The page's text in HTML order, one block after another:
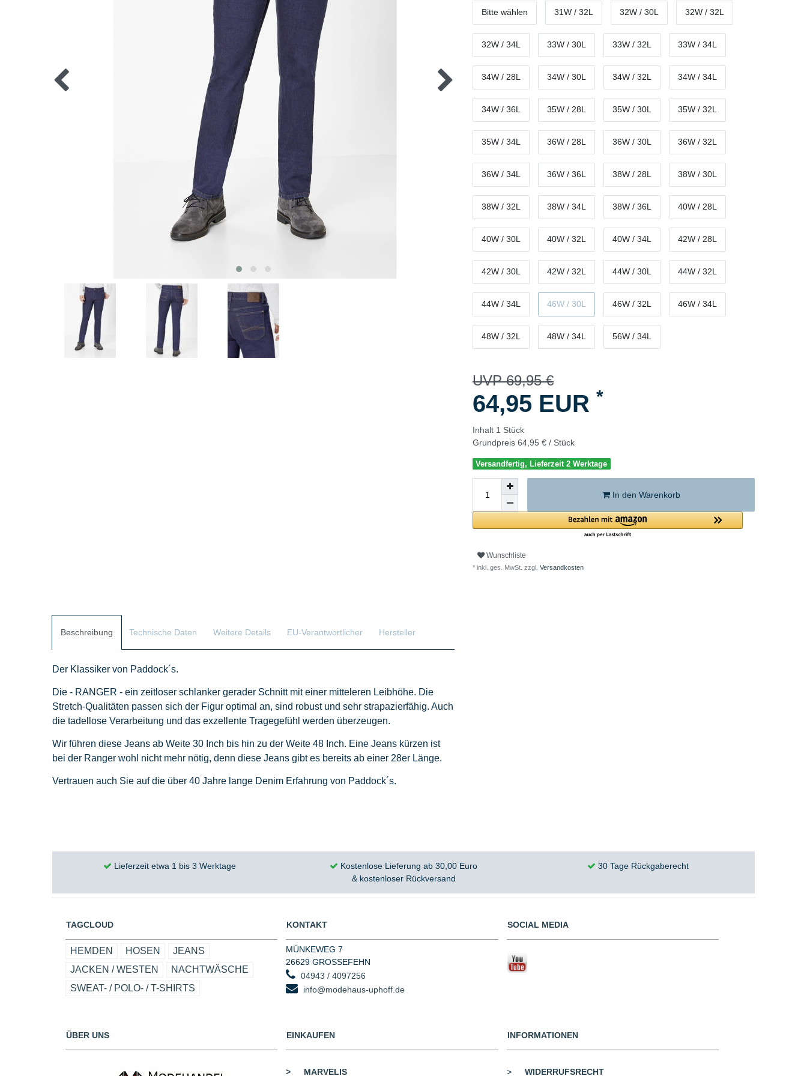
Bitte wählen 31W / 32L 32W / 30L 32W / 32L
32W / 34L 33W / 30L 33W / 32L 33W / 34L
34W / 28L 34W / 30L 34W / 32L 34W / 34L
34W / 36L 35W / 28L 35W / 30L 35W / 32L
35W / 34L 36W / 28L 36W / 30L 36W / 32L
36W / 34L 36W / 36L 38W / 28L 38W / 30L
38W / 32L 38W / 34L 38W / 36L 40W / 28L
40W / 30L 40W / 32L 40W / 34L 42W / 28L
42W / 30L 42W / 32L 44W / 30L 44W / 32L
44W / 34L 46W / 30L 46W / 32L 46W / 34L
48W / 32L 48W / 34L 56W / 34L
UVP 69,95 €
64,95 EUR *
Inhalt 1 Stück
Grundpreis 64,95 € / Stück
Versandfertig, Lieferzeit 2 Werktage
In den Warenkorb
Wunschliste
* inkl. ges. MwSt. zzgl. Versandkosten
Beschreibung Technische Daten Weitere Details EU-Verantwortlicher Hersteller
Der Klassiker von Paddock´s.
Die - RANGER - ein zeitloser schlanker gerader Schnitt mit einer mitteleren Leibhöhe. Die
Stretch-Qualitäten passen sich der Figur optimal an, sind robust und sehr strapazierfähig. Auch
die tadellose Verarbeitung und das exzellente Tragegefühl werden überzeugen.
Wir führen diese Jeans ab Weite 30 Inch bis hin zu der Weite 48 Inch. Eine Jeans kürzen ist
bei der Ranger wohl nicht mehr nötig, denn diese Jeans gibt es bereits ab einer 28er Länge.
Vertrauen auch Sie auf die über 40 Jahre lange Denim Erfahrung von Paddock´s.
Lieferzeit etwa 1 bis 3 Werktage
Kostenlose Lieferung ab 30,00 Euro
& kostenloser Rückversand
30 Tage Rückgaberecht
TAGCLOUD
HEMDEN HOSEN
JEANS
JACKEN / WESTEN
NACHTWÄSCHE
SWEAT- / POLO- / T-SHIRTS
KONTAKT
MÜNKEWEG 7
26629 GROSSEFEHN
04943 / 4097256
info@modehaus-uphoff.de
SOCIAL MEDIA
ÜBER UNS EINKAUFEN
> MARVELIS
INFORMATIONEN
> WIDERRUFSRECHT